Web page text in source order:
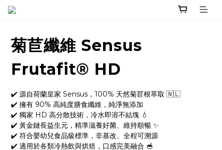
菊苣纖維 Sensus
Frutafit® HD
✔️ 源自荷蘭皇家 Sensus，100% 天然菊苣根萃取 🇳🇱
✔️ 擁有 90% 高純度膳食纖維，純淨無添加
✔️ 獨家 HD 高分散技術，冷水即溶不結塊 💧
✔️ 黃金鏈長益生元，精準滋養好菌、維持順暢 ✨
✔️ 符合嬰幼兒食品級標準，非基改、全程可溯源
✔️ 適用於各類冷熱飲與烘焙，口感完美融合 🥣